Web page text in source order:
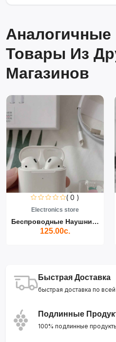
Аналогичные
Товары Из
Магазинов
( 0 )
Electronics store
Беспроводные Наушники Air...
125.00с.
Быстрая Доставка
быстрая доставка по
Подлинные
100% подлинные